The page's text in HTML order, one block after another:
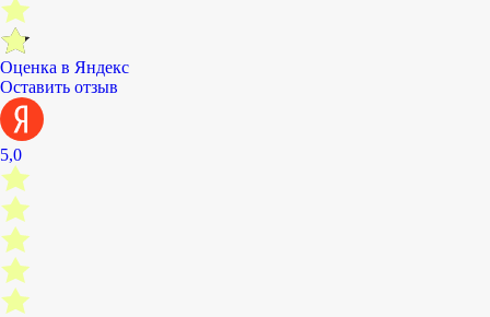
Оценка в Яндекс
Оставить отзыв
5,0